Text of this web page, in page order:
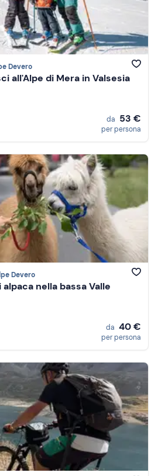
Devero
all'Alpe di Mera in Valsesia
da 53 €
per persona
Devero
nella bassa Valle
da 40 €
per persona